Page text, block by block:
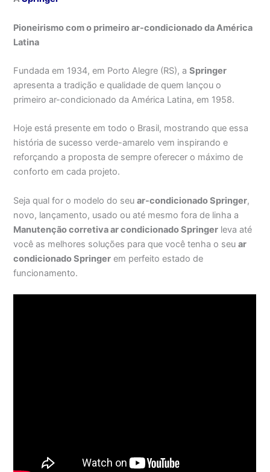
Pioneirismo com o primeiro ar-condicionado da América
Latina
Fundada em 1934, em Porto Alegre (RS), aSpringer
apresenta a tradição e qualidade de quem lançou o
primeiro ar-condicionado da América Latina, em 1958.
Hoje está presente em todo o Brasil, mostrando que essa
história de sucesso verde-amarelo vem inspirando e
reforçando a proposta de sempre oferecer o máximo de
conforto em cada projeto.
Seja qual for o modelo do seuar-condicionado Springer,
novo, lançamento, usado ou até mesmo fora de linha a
Manutenção corretiva ar condicionado Springer leva até
você as melhores soluções para que você tenha o seuar
condicionado Springer em perfeito estado de
funcionamento.